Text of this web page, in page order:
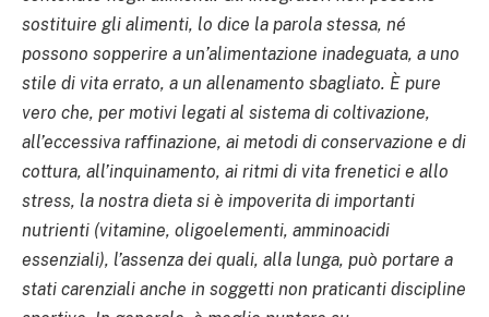
sostituire gli alimenti, lo dice la parola stessa, né
possono sopperire a un’alimentazione inadeguata, a uno
stile di vita errato, a un allenamento sbagliato. È pure
vero che, per motivi legati al sistema di coltivazione,
all’eccessiva raffinazione, ai metodi di conservazione e di
cottura, all’inquinamento, ai ritmi di vita frenetici e allo
stress, la nostra dieta si è impoverita di importanti
nutrienti (vitamine, oligoelementi, amminoacidi
essenziali), l’assenza dei quali, alla lunga, può portare a
stati carenziali anche in soggetti non praticanti discipline